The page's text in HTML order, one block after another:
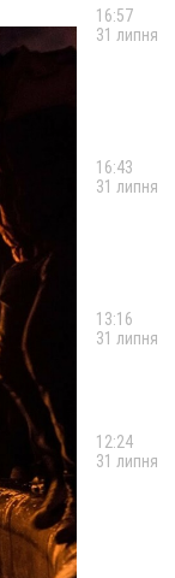
16:57
31 липня
16:43
31 липня
13:16
31 липня
12:24
31 липня